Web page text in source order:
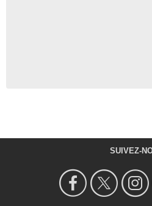
SUIVEZ-